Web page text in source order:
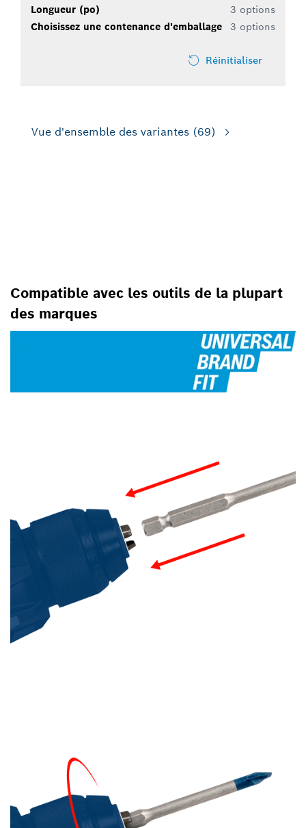
Longueur (po)
3 options
Choisissez une contenance d'emballage
3 options
Réinitialiser
Vue d'ensemble des variantes (69)
Compatible avec les outils de la plupart
des marques